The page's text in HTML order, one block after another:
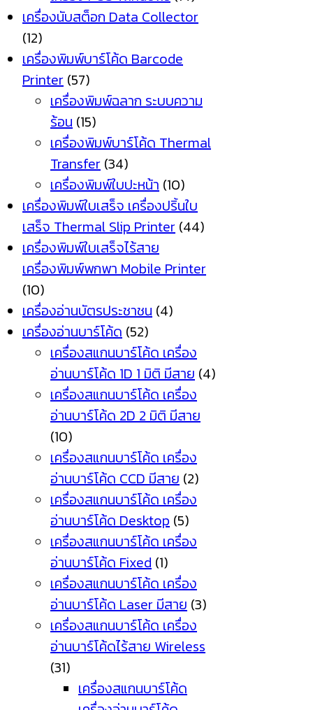
เครื่องนับสต็อก Data Collector
(12)
เครื่องพิมพ์บาร์โค้ด Barcode
Printer (57)
เครื่องพิมพ์ฉลาก ระบบความ
ร้อน (15)
เครื่องพิมพ์บาร์โค้ด Thermal
Transfer (34)
เครื่องพิมพ์ใบปะหน้า (10)
เครื่องพิมพ์ใบเสร็จ เครื่องปริ้นใบ
เสร็จ Thermal Slip Printer (44)
เครื่องพิมพ์ใบเสร็จไร้สาย
เครื่องพิมพ์พกพา Mobile Printer
(10)
เครื่องอ่านบัตรประชาชน (4)
เครื่องอ่านบาร์โค้ด (52)
เครื่องสแกนบาร์โค้ด เครื่อง
อ่านบาร์โค้ด 1D 1 มิติ มีสาย (4)
เครื่องสแกนบาร์โค้ด เครื่อง
อ่านบาร์โค้ด 2D 2 มิติ มีสาย
(10)
เครื่องสแกนบาร์โค้ด เครื่อง
อ่านบาร์โค้ด CCD มีสาย (2)
เครื่องสแกนบาร์โค้ด เครื่อง
อ่านบาร์โค้ด Desktop (5)
เครื่องสแกนบาร์โค้ด เครื่อง
อ่านบาร์โค้ด Fixed (1)
เครื่องสแกนบาร์โค้ด เครื่อง
อ่านบาร์โค้ด Laser มีสาย (3)
เครื่องสแกนบาร์โค้ด เครื่อง
อ่านบาร์โค้ดไร้สาย Wireless
(31)
เครื่องสแกนบาร์โค้ด